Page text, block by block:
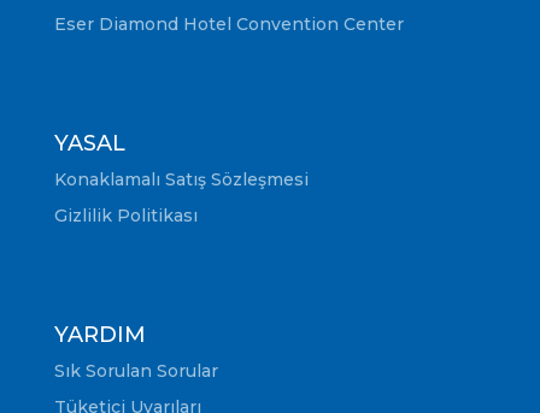
Eser Diamond Hotel Convention Center
YASAL
Konaklamalı Satış Sözleşmesi
Gizlilik Politikası
YARDIM
Sık Sorulan Sorular
Tüketici Uyarıları